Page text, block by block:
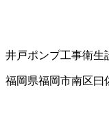
井戸ポンプ工事衛生
福岡県福岡市南区曰